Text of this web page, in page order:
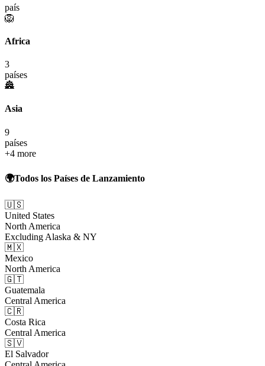
país
🦁
Africa
3
países
🏯
Asia
9
países
+4 more
🌍Todos los Países de Lanzamiento
🇺🇸
United States
North America
Excluding Alaska & NY
🇲🇽
Mexico
North America
🇬🇹
Guatemala
Central America
🇨🇷
Costa Rica
Central America
🇸🇻
El Salvador